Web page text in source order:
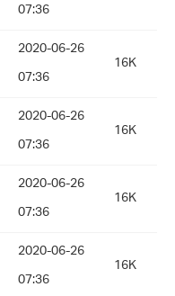
07:36
2020-06-26
07:36
16K
2020-06-26
07:36
16K
2020-06-26
07:36
16K
2020-06-26
07:36
16K